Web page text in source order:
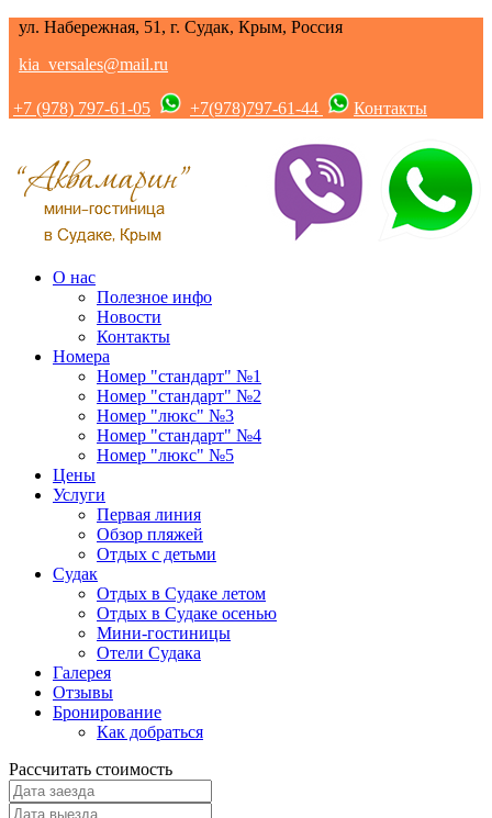
ул. Набережная, 51, г. Судак, Крым, Россия
kia_versales@mail.ru
+7 (978) 797-61-05 +7(978)797-61-44 Контакты
О нас
Полезное инфо
Новости
Контакты
Номера
Номер "стандарт" №1
Номер "стандарт" №2
Номер "люкс" №3
Номер "стандарт" №4
Номер "люкс" №5
Цены
Услуги
Первая линия
Обзор пляжей
Отдых с детьми
Судак
Отдых в Судаке летом
Отдых в Судаке осенью
Мини-гостиницы
Отели Судака
Галерея
Отзывы
Бронирование
Как добраться
Рассчитать стоимость